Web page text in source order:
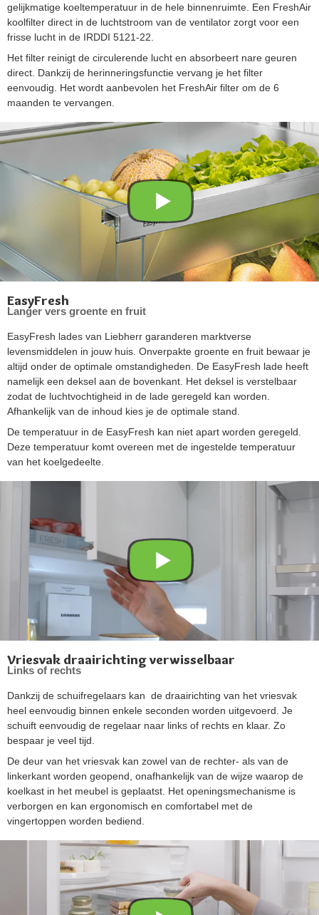
gelijkmatige koeltemperatuur in de hele binnenruimte. Een FreshAir
koolfilter direct in de luchtstroom van de ventilator zorgt voor een
frisse lucht in de IRDDI 5121-22.
Het filter reinigt de circulerende lucht en absorbeert nare geuren
direct. Dankzij de herinneringsfunctie vervang je het filter
eenvoudig. Het wordt aanbevolen het FreshAir filter om de 6
maanden te vervangen.
EasyFresh
Langer vers groente en fruit
EasyFresh lades van Liebherr garanderen marktverse
levensmiddelen in jouw huis. Onverpakte groente en fruit bewaar je
altijd onder de optimale omstandigheden. De EasyFresh lade heeft
namelijk een deksel aan de bovenkant. Het deksel is verstelbaar
zodat de luchtvochtigheid in de lade geregeld kan worden.
Afhankelijk van de inhoud kies je de optimale stand.
De temperatuur in de EasyFresh kan niet apart worden geregeld.
Deze temperatuur komt overeen met de ingestelde temperatuur
van het koelgedeelte.
Vriesvak draairichting verwisselbaar
Links of rechts
Dankzij de schuifregelaars kan de draairichting van het vriesvak
heel eenvoudig binnen enkele seconden worden uitgevoerd. Je
schuift eenvoudig de regelaar naar links of rechts en klaar. Zo
bespaar je veel tijd.
De deur van het vriesvak kan zowel van de rechter- als van de
linkerkant worden geopend, onafhankelijk van de wijze waarop de
koelkast in het meubel is geplaatst. Het openingsmechanisme is
verborgen en kan ergonomisch en comfortabel met de
vingertoppen worden bediend.